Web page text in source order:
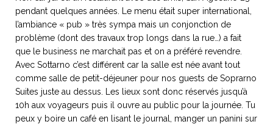
pendant quelques années. Le menu était super international,
l’ambiance « pub » très sympa mais un conjonction de
problème (dont des travaux trop longs dans la rue…) a fait
que le business ne marchait pas et on a préféré revendre.
Avec Sottarno c’est différent car la salle est née avant tout
comme salle de petit-déjeuner pour nos guests de Soprarno
Suites juste au dessus. Les lieux sont donc réservés jusqu’à
10h aux voyageurs puis il ouvre au public pour la journée. Tu
peux y boire un café en lisant le journal, manger un panini sur